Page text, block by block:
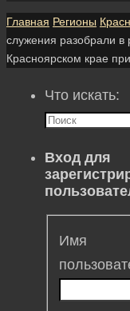
Главная Регионы
служения разобрали в
Красноярском крае
Что искать:
Вход для
Имя